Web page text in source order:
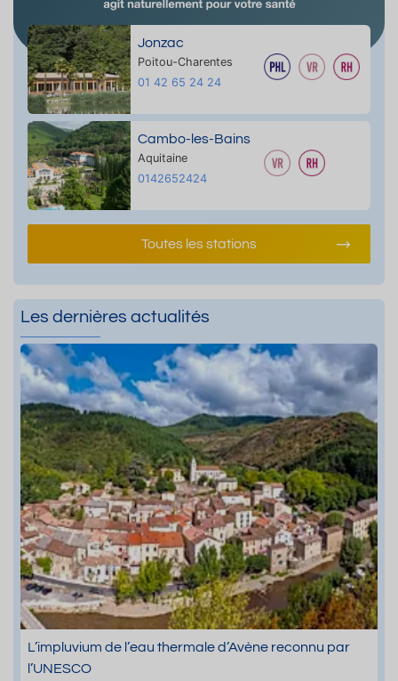
Jonzac
Poitou-Charentes
01 42 65 24 24
Cambo-les-Bains
Aquitaine
0142652424
Toutes les stations
Les dernières actualités
L’impluvium de l’eau thermale d’Avène reconnu par
l’UNESCO